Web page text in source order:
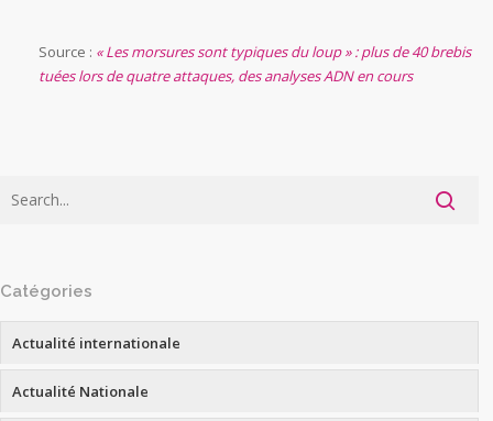
Source : « Les morsures sont typiques du loup » : plus de 40 brebis
tuées lors de quatre attaques, des analyses ADN en cours
Catégories
Actualité internationale
Actualité Nationale